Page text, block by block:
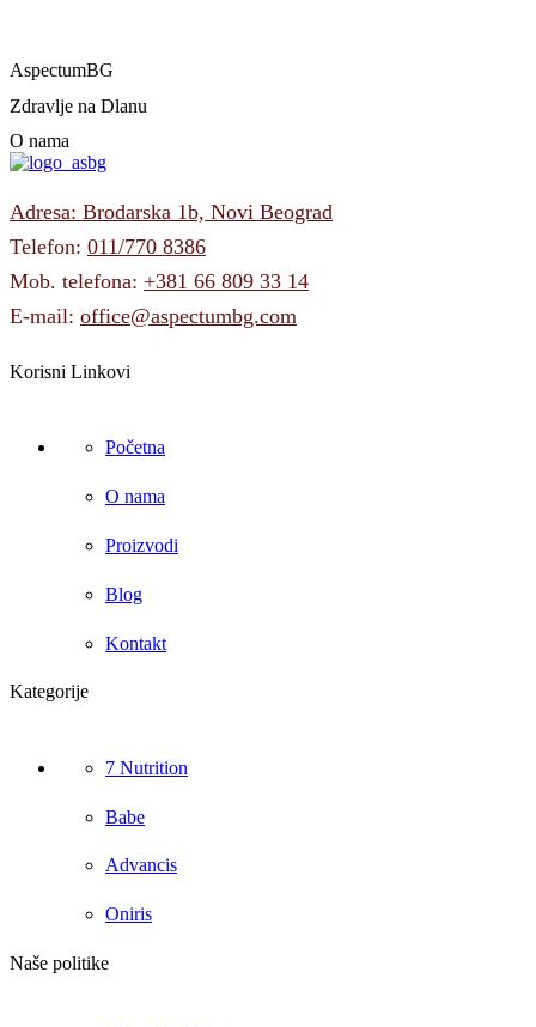
AspectumBG
Zdravlje na Dlanu
O nama
Adresa: Brodarska 1b, Novi Beograd
Telefon: 011/770 8386
Mob. telefona: +381 66 809 33 14
E-mail: office@aspectumbg.com
Korisni Linkovi
Početna
O nama
Proizvodi
Blog
Kontakt
Kategorije
7 Nutrition
Babe
Advancis
Oniris
Naše politike